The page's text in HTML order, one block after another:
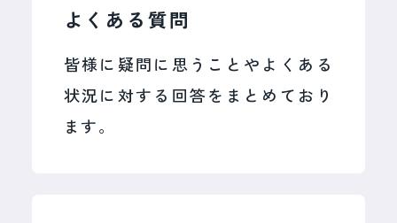
よくある質問
皆様に疑問に思うことやよくある
状況に対する回答をまとめており
ます。